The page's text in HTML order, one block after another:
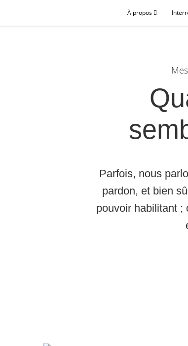
À propos
Parfois, nous
pardon, et bien
pouvoir habilitant ;